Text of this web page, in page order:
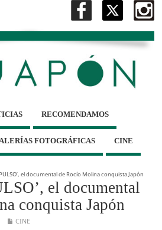
RECOMENDAMOS
FOTOGRÁFICAS CINE
el documental de Rocío Molina conquista Japón
el documental
conquista Japón
CINE